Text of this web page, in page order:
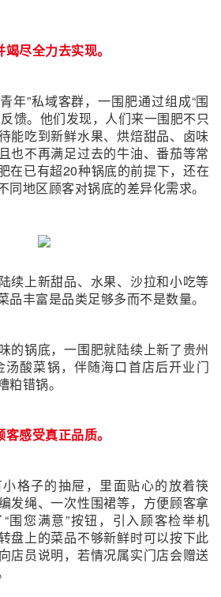
尽全力去实现。
年”私域客群，一围肥通过组成“围
馈。他们发现，人们来一围肥不只
能吃到新鲜水果、烘焙甜品、卤味
也不再满足过去的牛油、番茄等常
在已有超20种锅底的前提下，还在
同地区顾客对锅底的差异化需求。
续上新甜品、水果、沙拉和小吃等
品丰富是品类足够多而不是数量。
的锅底，一围肥就陆续上新了贵州
酸菜锅，伴随海口首店后开业门
错锅。
感受真正品质。
格子的抽屉，里面贴心的放着筷
发绳、一次性围裙等，方便顾客拿
围您满意”按钮，引入顾客检举机
盘上的菜品不够新鲜时可以按下此
店员说明，若情况属实门店会赠送